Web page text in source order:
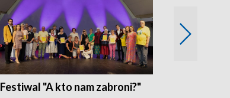
Festiwal "A kto nam zabroni?"